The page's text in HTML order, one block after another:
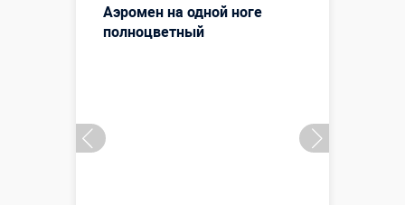
Смотреть видео
Аэромен на одной ноге
полноцветный